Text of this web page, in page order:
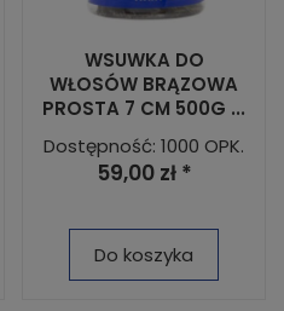
WSUWKA DO
WŁOSÓW BRĄZOWA
PROSTA 7 CM 500G ...
Dostępność: 1000 OPK.
59,00 zł *
Do koszyka